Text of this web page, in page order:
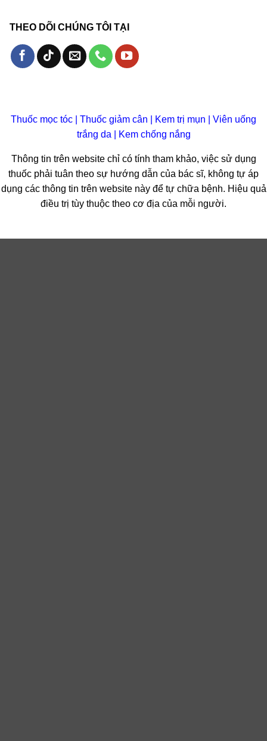
THEO DÕI CHÚNG TÔI TẠI
Thuốc mọc tóc Thuốc giảm cân Kem trị mụn
Viên uống
trắng da
Kem chống nắng
Thông tin trên website chỉ có tính tham khảo, việc sử dụng
thuốc phải tuân theo sự hướng dẫn của bác sĩ, không tự áp
dụng các thông tin trên website này để tự chữa bệnh. Hiệu quả
điều trị tùy thuộc theo cơ địa của mỗi người.